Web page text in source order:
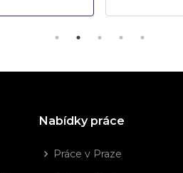
Nabídky práce
Práce v Praze